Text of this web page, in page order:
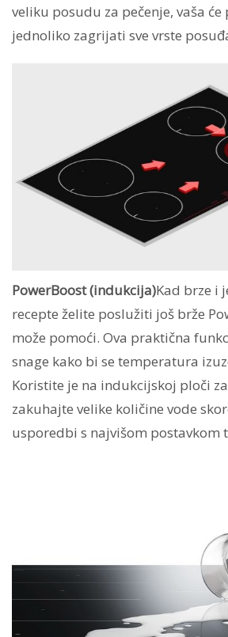
veliku posudu za pečenje, vaša će
jednoliko zagrijati sve vrste
PowerBoost (indukcija)Kad brze i
recepte želite poslužiti još brže
može pomoći. Ova praktična
snage kako bi se temperatura
Koristite je na indukcijskoj ploči
zakuhajte velike količine vode
usporedbi s najvišom postavkom